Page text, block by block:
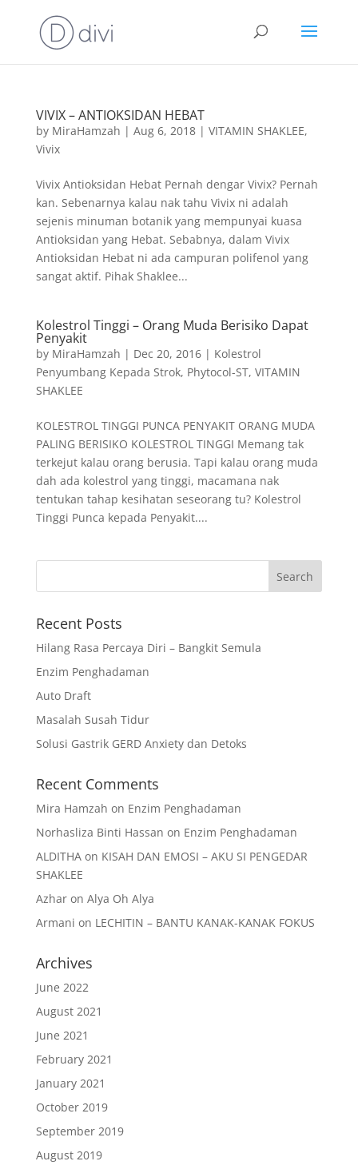
VIVIX – ANTIOKSIDAN HEBAT
by MiraHamzah | Aug 6, 2018| VITAMIN SHAKLEE,
Vivix
Vivix Antioksidan Hebat Pernah dengar Vivix? Pernah
kan. Sebenarnya kalau nak tahu Vivix ni adalah
sejenis minuman botanik yang mempunyai kuasa
Antioksidan yang Hebat. Sebabnya, dalam Vivix
Antioksidan Hebat ni ada campuran polifenol yang
sangat aktif. Pihak Shaklee...
Kolestrol Tinggi – Orang Muda Berisiko Dapat
Penyakit
by MiraHamzah | Dec 20, 2016| Kolestrol
Penyumbang Kepada Strok, Phytocol-ST, VITAMIN
SHAKLEE
KOLESTROL TINGGI PUNCA PENYAKIT ORANG MUDA
PALING BERISIKO KOLESTROL TINGGI Memang tak
terkejut kalau orang berusia. Tapi kalau orang muda
dah ada kolestrol yang tinggi, macamana nak
tentukan tahap kesihatan seseorang tu? Kolestrol
Tinggi Punca kepada Penyakit....
Recent Posts
Hilang Rasa Percaya Diri – Bangkit Semula
Enzim Penghadaman
Auto Draft
Masalah Susah Tidur
Solusi Gastrik GERD Anxiety dan Detoks
Recent Comments
Mira Hamzah on Enzim Penghadaman
Norhasliza Binti Hassan on Enzim Penghadaman
ALDITHAon KISAH DAN EMOSI – AKU SI PENGEDAR
SHAKLEE
Azharon Alya Oh Alya
Armani on LECHITIN – BANTU KANAK-KANAK FOKUS
Archives
June 2022
August 2021
June 2021
February 2021
January 2021
October 2019
September 2019
August 2019